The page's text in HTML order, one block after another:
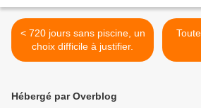
< 720 jours sans piscine, un
choix difficile à justifier.
Hébergé par Overblog